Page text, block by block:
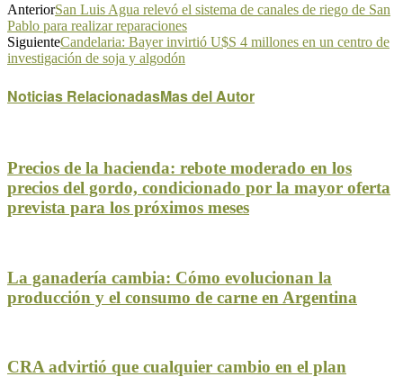
AnteriorSan Luis Agua relevó el sistema de canales de riego de San
Pablo para realizar reparaciones
SiguienteCandelaria: Bayer invirtió U$S 4 millones en un centro de
investigación de soja y algodón
Noticias RelacionadasMas del Autor
Precios de la hacienda: rebote moderado en los
precios del gordo, condicionado por la mayor oferta
prevista para los próximos meses
La ganadería cambia: Cómo evolucionan la
producción y el consumo de carne en Argentina
CRA advirtió que cualquier cambio en el plan